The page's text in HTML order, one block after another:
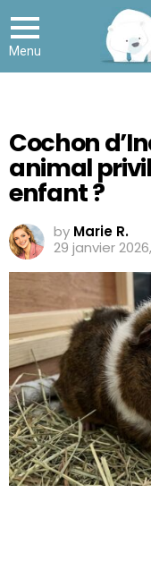
Menu
Cochon
animal
enfant ?
by Marie R.
29 janvier